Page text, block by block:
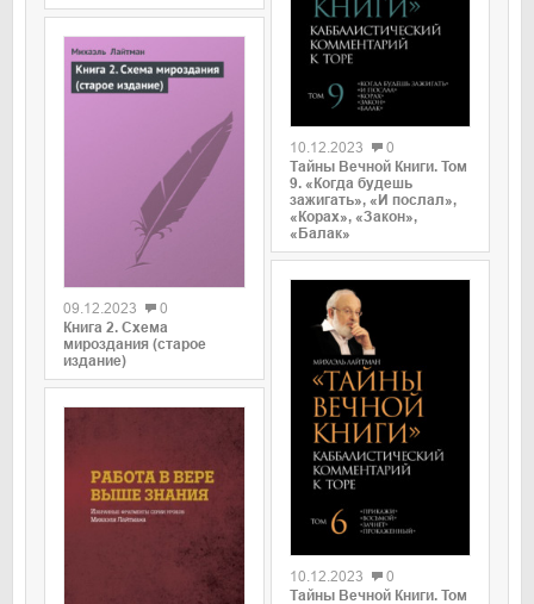
09.12.2023
0
Книга 2. Схема
мироздания (старое
издание)
10.12.2023
0
Тайны Вечной Книги. Том
9. «Когда будешь
зажигать», «И послал»,
«Корах», «Закон»,
«Балак»
10.12.2023
0
Тайны Вечной Книги. Том